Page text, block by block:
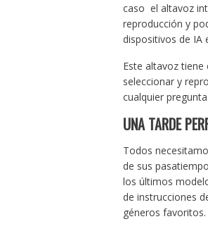
caso el altavoz
reproducción y
dispositivos de IA
Este altavoz
seleccionar y
cualquier
UNA TARDE
Todos
de sus
los últimos
de instrucciones
géneros favoritos.